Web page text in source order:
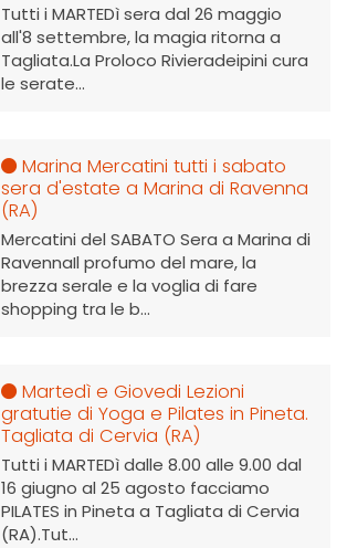
Tutti i MARTEDì sera dal 26 maggio
all'8 settembre, la magia ritorna a
Tagliata.La Proloco Rivieradeipini cura
le serate...
Marina Mercatini tutti i sabato
sera d'estate a Marina di Ravenna
(RA)
Mercatini del SABATO Sera a Marina di
RavennaIl profumo del mare, la
brezza serale e la voglia di fare
shopping tra le b...
Martedì e Giovedi Lezioni
gratutie di Yoga e Pilates in Pineta.
Tagliata di Cervia (RA)
Tutti i MARTEDì dalle 8.00 alle 9.00 dal
16 giugno al 25 agosto facciamo
PILATES in Pineta a Tagliata di Cervia
(RA).Tut...